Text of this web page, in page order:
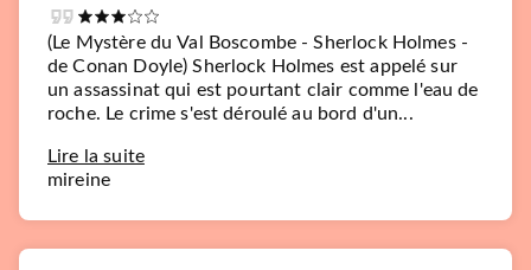
(Le Mystère du Val Boscombe - Sherlock Holmes -
de Conan Doyle) Sherlock Holmes est appelé sur
un assassinat qui est pourtant clair comme l'eau de
roche. Le crime s'est déroulé au bord d'un...
Lire la suite
mireine